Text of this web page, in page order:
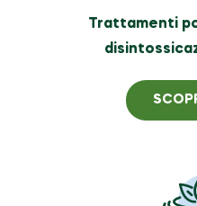
Trattamenti